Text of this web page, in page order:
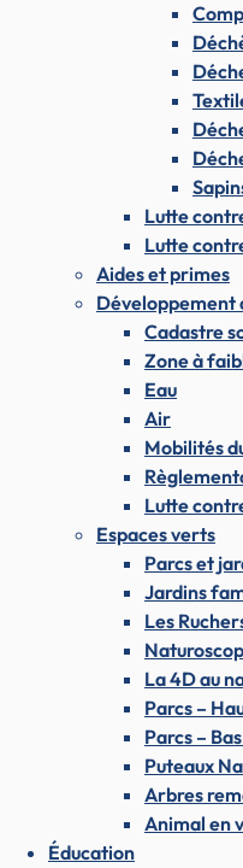
Lutte
Lutte
Aides et primes
Développement
Cadastre
Zone à
Eau
Air
Mobilités
Lutte
Espaces verts
Parcs et
Jardins
Les
La 4D au
Parcs –
Parcs –
Puteaux
Arbres
Animal en
Éducation